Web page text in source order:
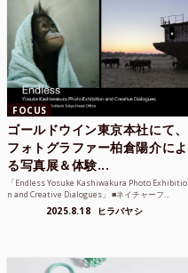
FOCUS
ゴールドウイン東京本社にて、
フォトグラファー柏倉陽介によ
る写真展＆体験...
「Endless Yosuke Kashiwakura Photo Exhibitio
n and Creative Dialogues」 ■ネイチャーフ...
2025.8.18 ヒラバヤシ